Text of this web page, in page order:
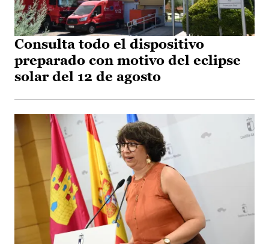
Consulta todo el dispositivo
preparado con motivo del eclipse
solar del 12 de agosto